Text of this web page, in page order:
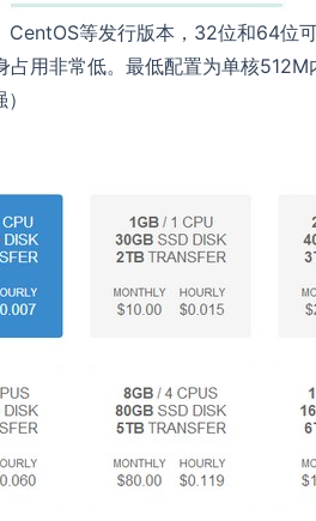
等发行版本，32位和64位
用非常低。最低配置为单核